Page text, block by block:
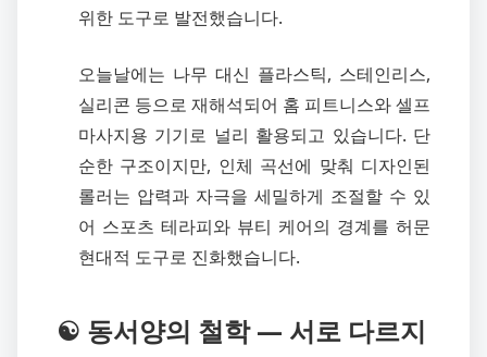
위한 도구로 발전했습니다.
오늘날에는 나무 대신 플라스틱, 스테인리스,
실리콘 등으로 재해석되어 홈 피트니스와 셀프
마사지용 기기로 널리 활용되고 있습니다. 단
순한 구조이지만, 인체 곡선에 맞춰 디자인된
롤러는 압력과 자극을 세밀하게 조절할 수 있
어 스포츠 테라피와 뷰티 케어의 경계를 허문
현대적 도구로 진화했습니다.
☯️ 동서양의 철학 — 서로 다르지